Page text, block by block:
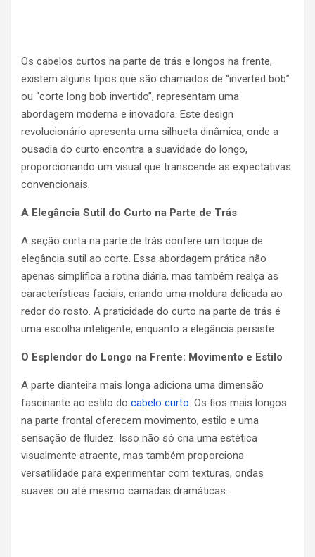
Os cabelos curtos na parte de trás e longos na frente,
existem alguns tipos que são chamados de “inverted bob”
ou “corte long bob invertido”, representam uma
abordagem moderna e inovadora. Este design
revolucionário apresenta uma silhueta dinâmica, onde a
ousadia do curto encontra a suavidade do longo,
proporcionando um visual que transcende as expectativas
convencionais.
A Elegância Sutil do Curto na Parte de Trás
A seção curta na parte de trás confere um toque de
elegância sutil ao corte. Essa abordagem prática não
apenas simplifica a rotina diária, mas também realça as
características faciais, criando uma moldura delicada ao
redor do rosto. A praticidade do curto na parte de trás é
uma escolha inteligente, enquanto a elegância persiste.
O Esplendor do Longo na Frente: Movimento e Estilo
A parte dianteira mais longa adiciona uma dimensão
fascinante ao estilo do cabelo curto. Os fios mais longos
na parte frontal oferecem movimento, estilo e uma
sensação de fluidez. Isso não só cria uma estética
visualmente atraente, mas também proporciona
versatilidade para experimentar com texturas, ondas
suaves ou até mesmo camadas dramáticas.